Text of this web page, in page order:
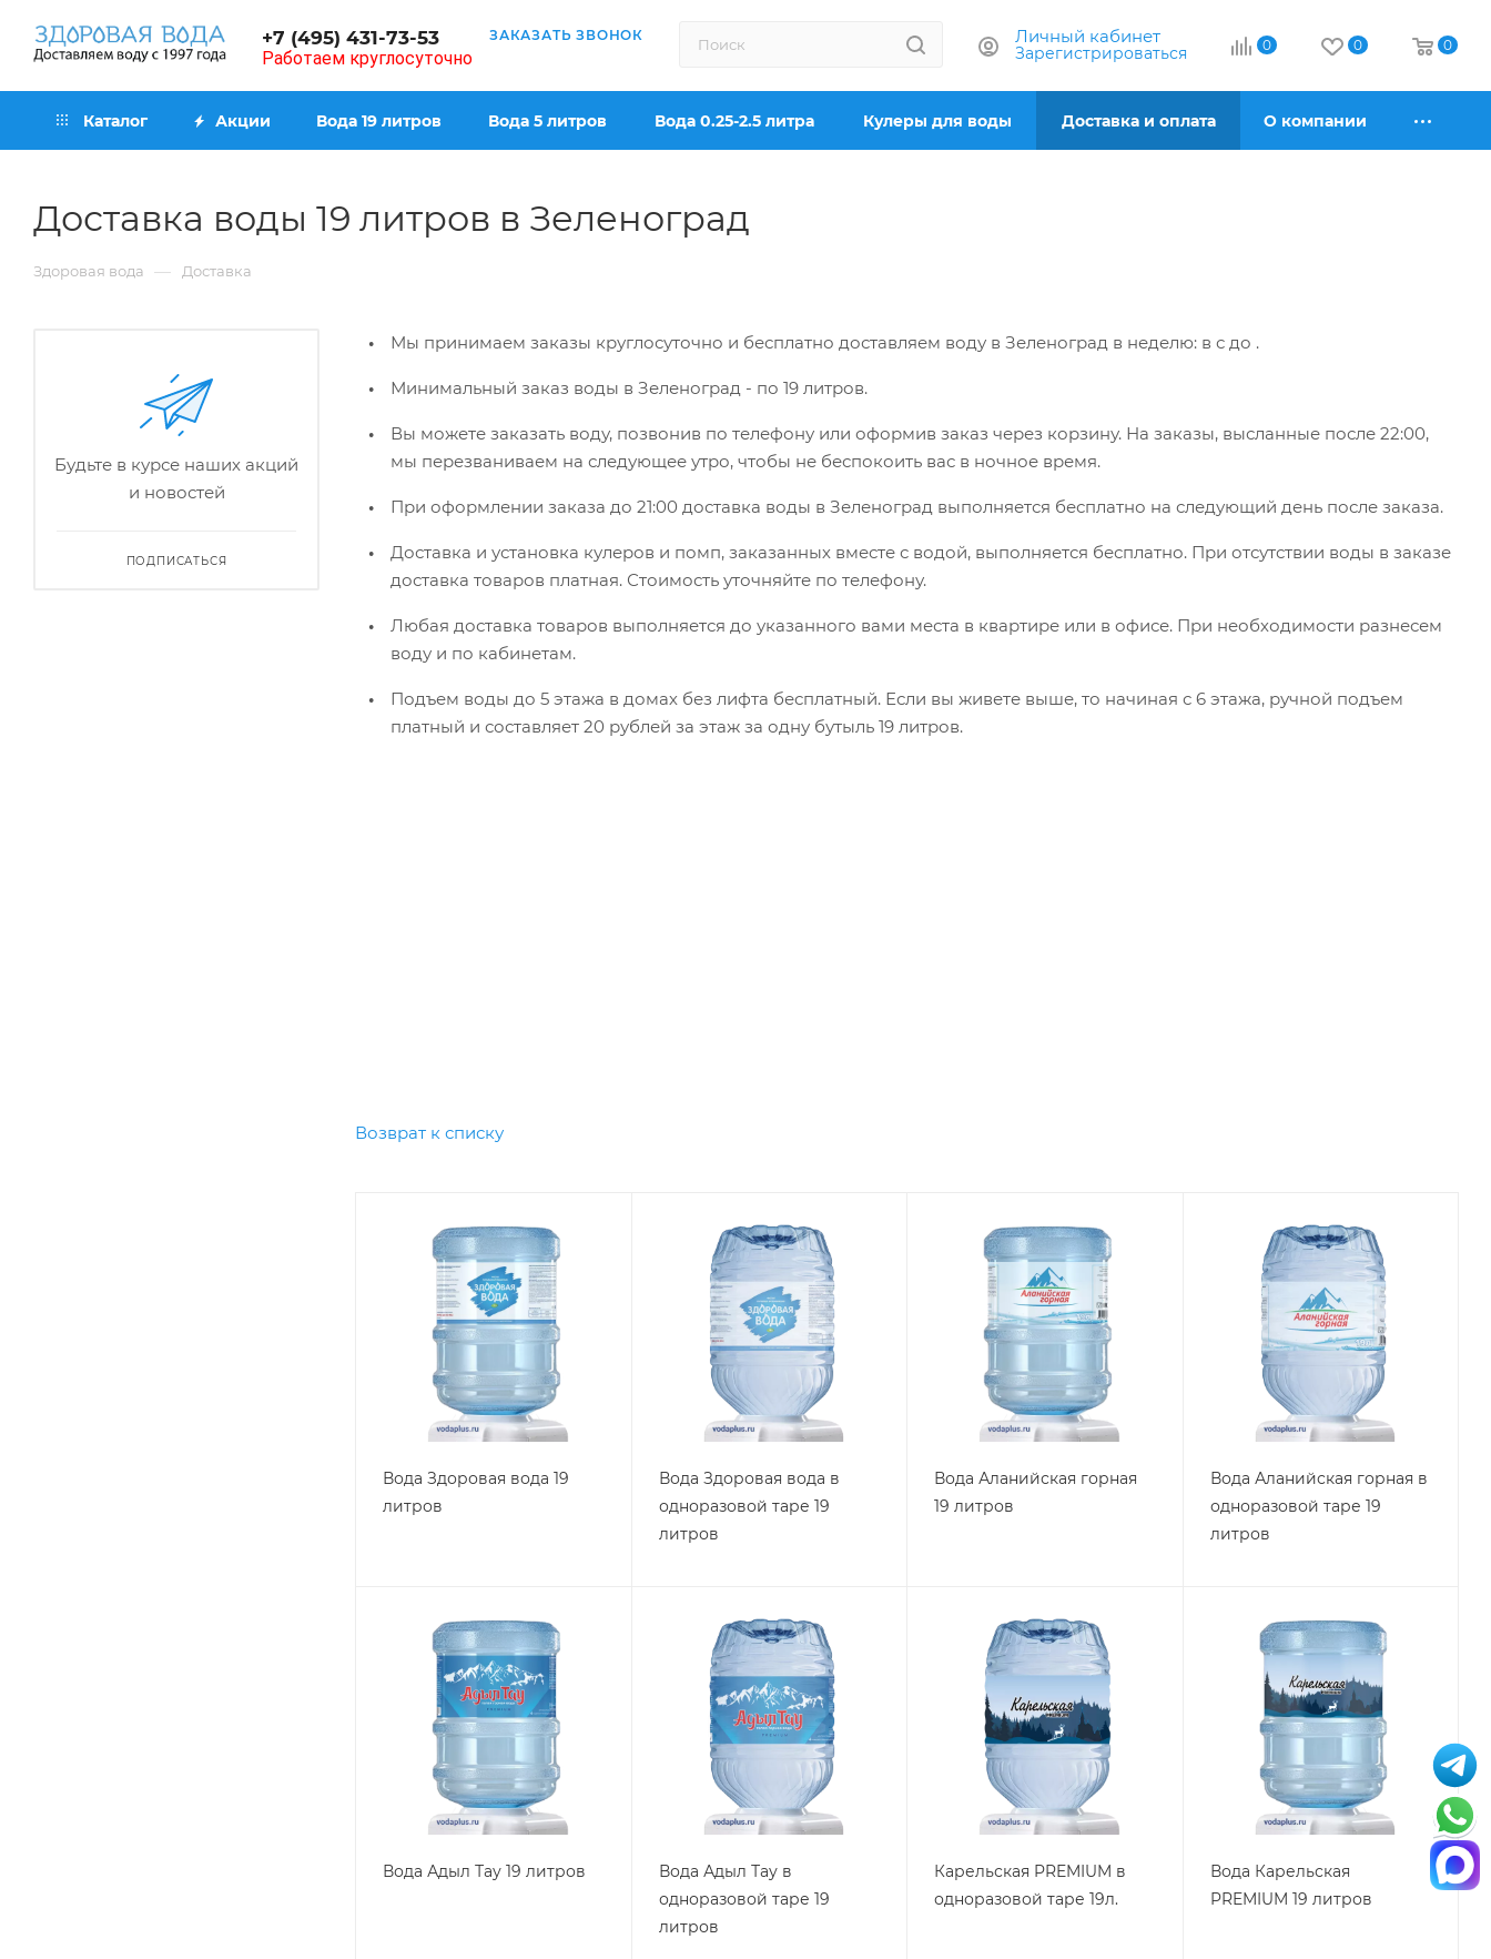
+7 (495) 431-73-53
Работаем круглосуточно
ЗАКАЗАТЬ ЗВОНОК Личный кабинет
Зарегистрироваться 0 0 0
Каталог Акции Вода 19 литров Вода 5 литров Вода 0.25-2.5 литра Кулеры для воды Доставка и оплата О компании
Доставка воды 19 литров в Зеленоград
Здоровая вода — Доставка
Мы принимаем заказы круглосуточно и бесплатно доставляем воду в Зеленоград в неделю: в с до .
Минимальный заказ воды в Зеленоград - по 19 литров.
Вы можете заказать воду, позвонив по телефону или оформив заказ через корзину. На заказы, высланные после 22:00,
мы перезваниваем на следующее утро, чтобы не беспокоить вас в ночное время.
При оформлении заказа до 21:00 доставка воды в Зеленоград выполняется бесплатно на следующий день после заказа.
Доставка и установка кулеров и помп, заказанных вместе с водой, выполняется бесплатно. При отсутствии воды в заказе
доставка товаров платная. Стоимость уточняйте по телефону.
Любая доставка товаров выполняется до указанного вами места в квартире или в офисе. При необходимости разнесем
воду и по кабинетам.
Подъем воды до 5 этажа в домах без лифта бесплатный. Если вы живете выше, то начиная с 6 этажа, ручной подъем
платный и составляет 20 рублей за этаж за одну бутыль 19 литров.
Возврат к списку
Вода Здоровая вода 19
литров
Вода Здоровая вода в
одноразовой таре 19
литров
Вода Аланийская горная
19 литров
Вода Аланийская горная в
одноразовой таре 19
литров
Вода Адыл Тау 19 литров
Вода Адыл Тау в
одноразовой таре 19
литров
Карельская PREMIUM в
одноразовой таре 19л.
Вода Карельская
PREMIUM 19 литров
Будьте в курсе наших акций
и новостей
ПОДПИСАТЬСЯ